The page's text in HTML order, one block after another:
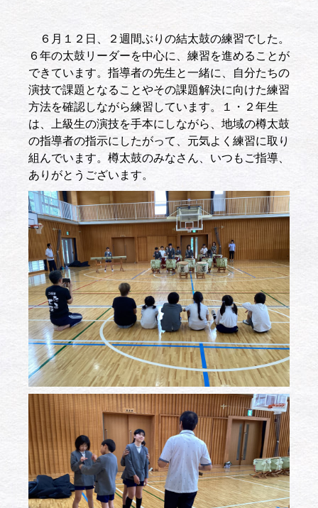
６月１２日、２週間ぶりの結太鼓の練習でした。
６年の太鼓リーダーを中心に、練習を進めることが
できています。指導者の先生と一緒に、自分たちの
演技で課題となることやその課題解決に向けた練習
方法を確認しながら練習しています。１・２年生
は、上級生の演技を手本にしながら、地域の樽太鼓
の指導者の指示にしたがって、元気よく練習に取り
組んでいます。樽太鼓のみなさん、いつもご指導、
ありがとうございます。